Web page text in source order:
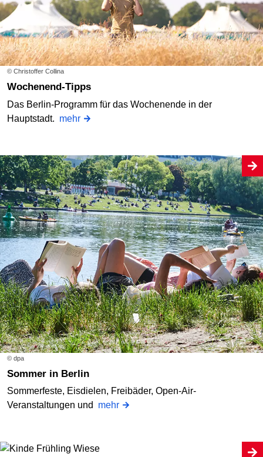
© Christoffer Collina
Wochenend-Tipps
Das Berlin-Programm für das Wochenende in der
Hauptstadt. mehr
© dpa
Sommer in Berlin
Sommerfeste, Eisdielen, Freibäder, Open-Air-
Veranstaltungen und mehr